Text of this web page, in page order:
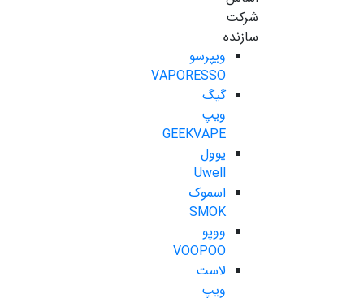
شرکت
سازنده
ویپرسو
VAPORESSO
گیگ
ویپ
GEEKVAPE
یوول
Uwell
اسموک
SMOK
ووپو
VOOPOO
لاست
ویپ